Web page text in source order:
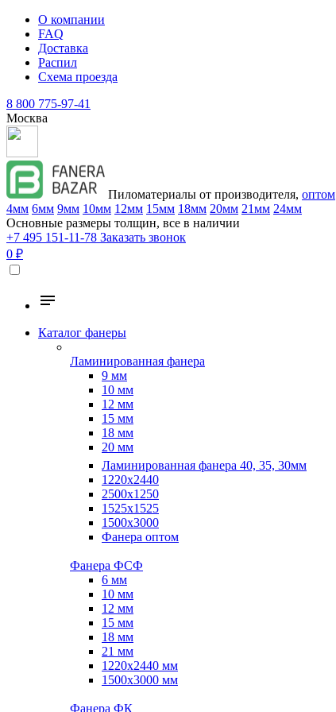
О компании
FAQ
Доставка
Распил
Схема проезда
8 800 775-97-41
Москва
Пиломатериалы от производителя, оптом
4мм 6мм 9мм 10мм 12мм 15мм 18мм 20мм 21мм 24мм
Основные размеры толщин, все в наличии
+7 495 151-11-78 Заказать звонок
0 ₽
Каталог фанеры
Ламинированная фанера
9 мм
10 мм
12 мм
15 мм
18 мм
20 мм
Ламинированная фанера 40, 35, 30мм
1220x2440
2500x1250
1525x1525
1500x3000
Фанера оптом
Фанера ФСФ
6 мм
10 мм
12 мм
15 мм
18 мм
21 мм
1220х2440 мм
1500х3000 мм
Фанера ФК